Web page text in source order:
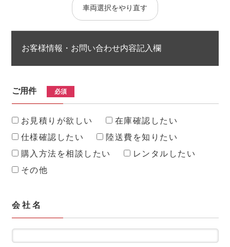
車両選択をやり直す
お客様情報・お問い合わせ内容記入欄
ご用件 必須
お見積りが欲しい
在庫確認したい
仕様確認したい
陸送費を知りたい
購入方法を相談したい
レンタルしたい
その他
会 社 名